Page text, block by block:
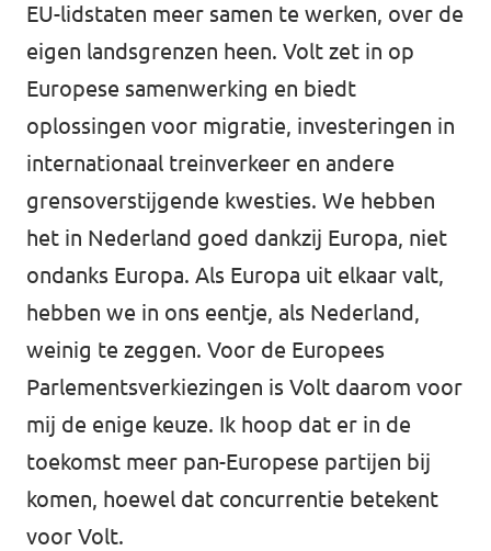
EU-lidstaten meer samen te werken, over de
eigen landsgrenzen heen. Volt zet in op
Europese samenwerking en biedt
oplossingen voor migratie, investeringen in
internationaal treinverkeer en andere
grensoverstijgende kwesties. We hebben
het in Nederland goed dankzij Europa, niet
ondanks Europa. Als Europa uit elkaar valt,
hebben we in ons eentje, als Nederland,
weinig te zeggen. Voor de Europees
Parlementsverkiezingen is Volt daarom voor
mij de enige keuze. Ik hoop dat er in de
toekomst meer pan-Europese partijen bij
komen, hoewel dat concurrentie betekent
voor Volt.